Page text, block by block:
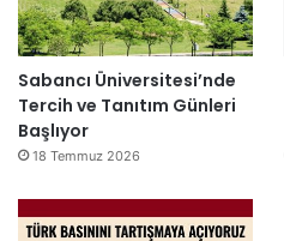
Sabancı Üniversitesi’nde
Tercih ve Tanıtım Günleri
Başlıyor
18 Temmuz 2026